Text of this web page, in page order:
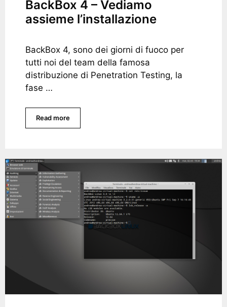
BackBox 4 – Vediamo
assieme l’installazione
BackBox 4, sono dei giorni di fuoco per
tutti noi del team della famosa
distribuzione di Penetration Testing, la
fase …
Read more